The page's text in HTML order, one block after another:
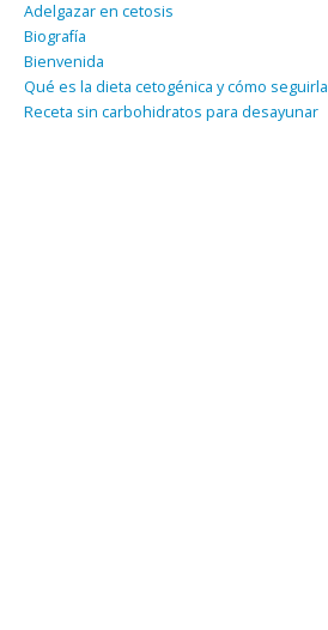
Adelgazar en cetosis
Biografía
Bienvenida
Qué es la dieta cetogénica y cómo seguirla
Receta sin carbohidratos para desayunar